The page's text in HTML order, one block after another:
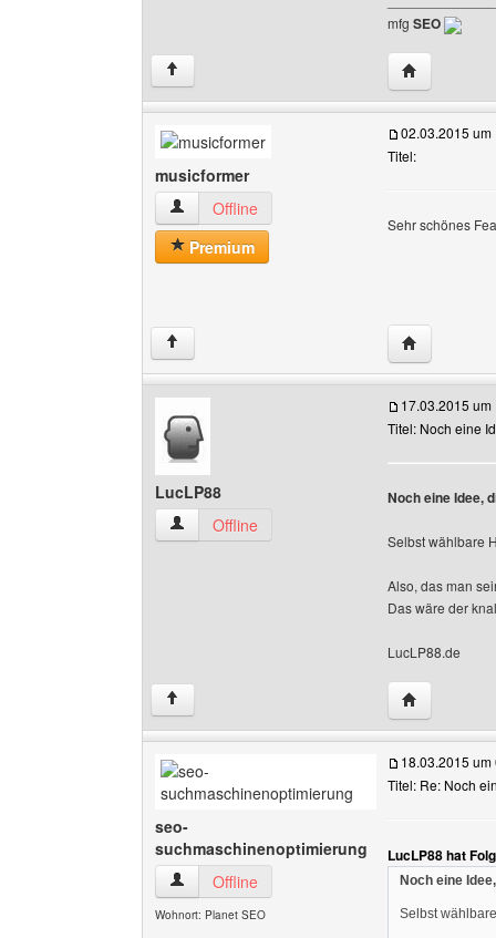
mfg SEO
↑ Website
musicformer
musicformer Benutzer-Profile anzeigen
Offline
Premium
02.03.2015 um
Titel:
Sehr schönes
↑ Website
LucLP88
LucLP88 Benutzer-Profile anzeigen
Offline
17.03.2015 um
Titel: Noch eine
Noch eine Idee,
Selbst wählbare
Also, das man
Das wäre der
LucLP88.de
↑ Website
seo-
suchmaschinenoptimierung
seo-suchmaschinenoptimierung Benutzer-
Offline
Wohnort: Planet SEO
18.03.2015 um
Titel: Re: Noch
LucLP88 hat
Noch eine
Selbst